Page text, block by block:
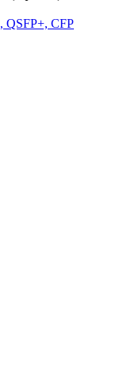
QSFP+, CFP